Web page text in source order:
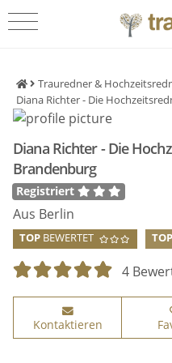
Trauredner &
Diana Richter - Die
Diana Richter - Die
Brandenburg
Registriert
Aus Berlin
TOP BEWERTET TOP
4
Kontaktieren